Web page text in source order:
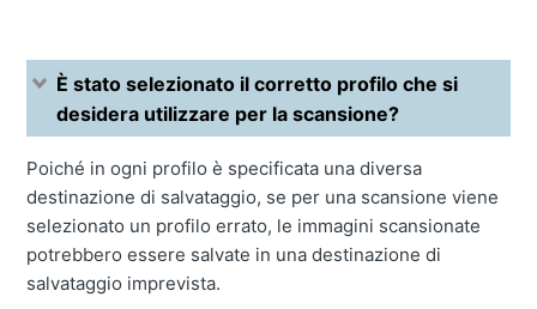
È stato selezionato il corretto profilo che si
desidera utilizzare per la scansione?
Poiché in ogni profilo è specificata una diversa
destinazione di salvataggio, se per una scansione viene
selezionato un profilo errato, le immagini scansionate
potrebbero essere salvate in una destinazione di
salvataggio imprevista.